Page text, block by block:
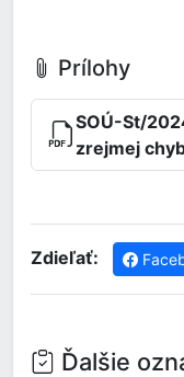
Prílohy
SOÚ-St/
zrejmej
Zdieľať:
Ďalšie